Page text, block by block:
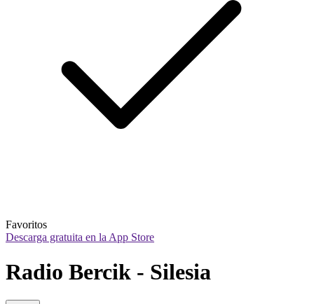
Favoritos
Descarga gratuita en la App Store
Radio Bercik - Silesia